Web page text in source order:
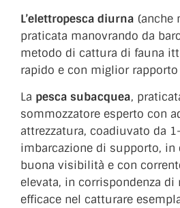
L’elettropesca diurna (anche
praticata manovrando da
metodo di cattura di fauna
rapido e con miglior
La pesca subacquea,
sommozzatore esperto con
attrezzatura, coadiuvato da
imbarcazione di supporto, in
buona visibilità e con
elevata, in corrispondenza di
efficace nel catturare